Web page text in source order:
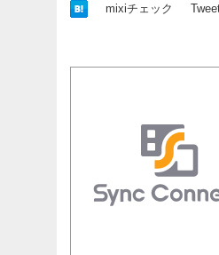
mixiチェック